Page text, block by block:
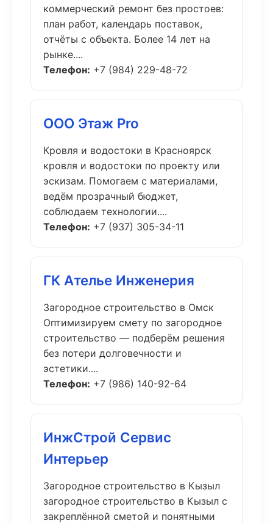
коммерческий ремонт без простоев:
план работ, календарь поставок,
отчёты с объекта. Более 14 лет на
рынке....
Телефон: +7 (984) 229-48-72
ООО Этаж Pro
Кровля и водостоки в Красноярск
кровля и водостоки по проекту или
эскизам. Помогаем с материалами,
ведём прозрачный бюджет,
соблюдаем технологии....
Телефон: +7 (937) 305-34-11
ГК Ателье Инженерия
Загородное строительство в Омск
Оптимизируем смету по загородное
строительство — подберём решения
без потери долговечности и
эстетики....
Телефон: +7 (986) 140-92-64
ИнжСтрой Сервис
Интерьер
Загородное строительство в Кызыл
загородное строительство в Кызыл с
закреплённой сметой и понятными